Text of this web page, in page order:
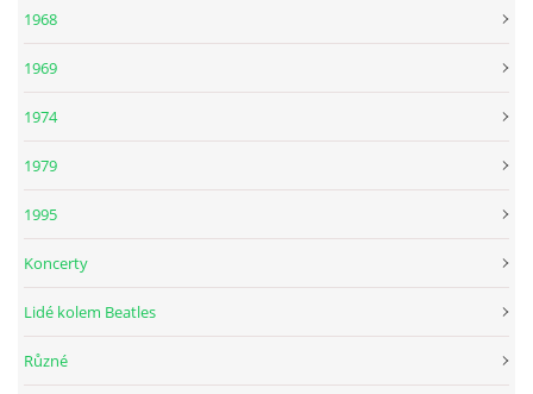
DISKOGRAFIE - ALBA RARITY
DISKOGRAFIE - BOOTLEGY I
1968
1969
1974
1979
1995
Koncerty
Lidé kolem Beatles
Různé